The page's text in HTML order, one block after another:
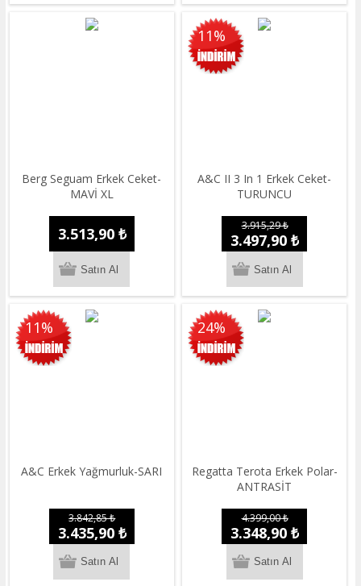
Berg Seguam Erkek Ceket-
MAVİ XL
3.513,90 ₺
11%
A&C II 3 In 1 Erkek Ceket-
TURUNCU
3.915,29 ₺
3.497,90 ₺
11%
A&C Erkek Yağmurluk-SARI
3.842,85 ₺
3.435,90 ₺
24%
Regatta Terota Erkek Polar-
ANTRASİT
4.399,00 ₺
3.348,90 ₺